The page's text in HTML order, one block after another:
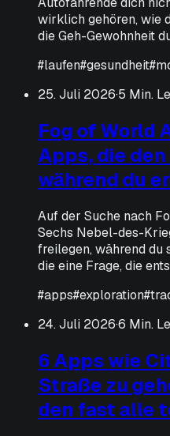
wirklich gehören, wie
die Geh-Gewohnheit
#laufen#gesundheit#
25. Juli 2026·5 Min.
Fog of World
Apps, die
während du
Auf der Suche nach
Sechs Nebel-des-
freilegen, während du
die eine Frage, die
#apps#exploration#
24. Juli 2026·6 Min.
6 Apps wie
Straße zu
den fast alle